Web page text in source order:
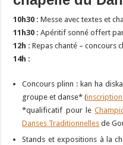
10h30 : Messe avec textes et
11h30 :Apéritif sonné offert par
12h : Repas chanté – concours
14h :
Concours plinn : kan ha
groupe et danse* (
*qualificatif pour le
Danses Traditionnelles de
Stands et expositions à la